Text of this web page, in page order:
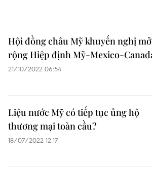
Hội đồng châu Mỹ khuyến nghị mở
rộng Hiệp định Mỹ-Mexico-
21/10/2022 06:54
Liệu nước Mỹ có tiếp tục ủng hộ
thương mại toàn cầu?
18/07/2022 12:17